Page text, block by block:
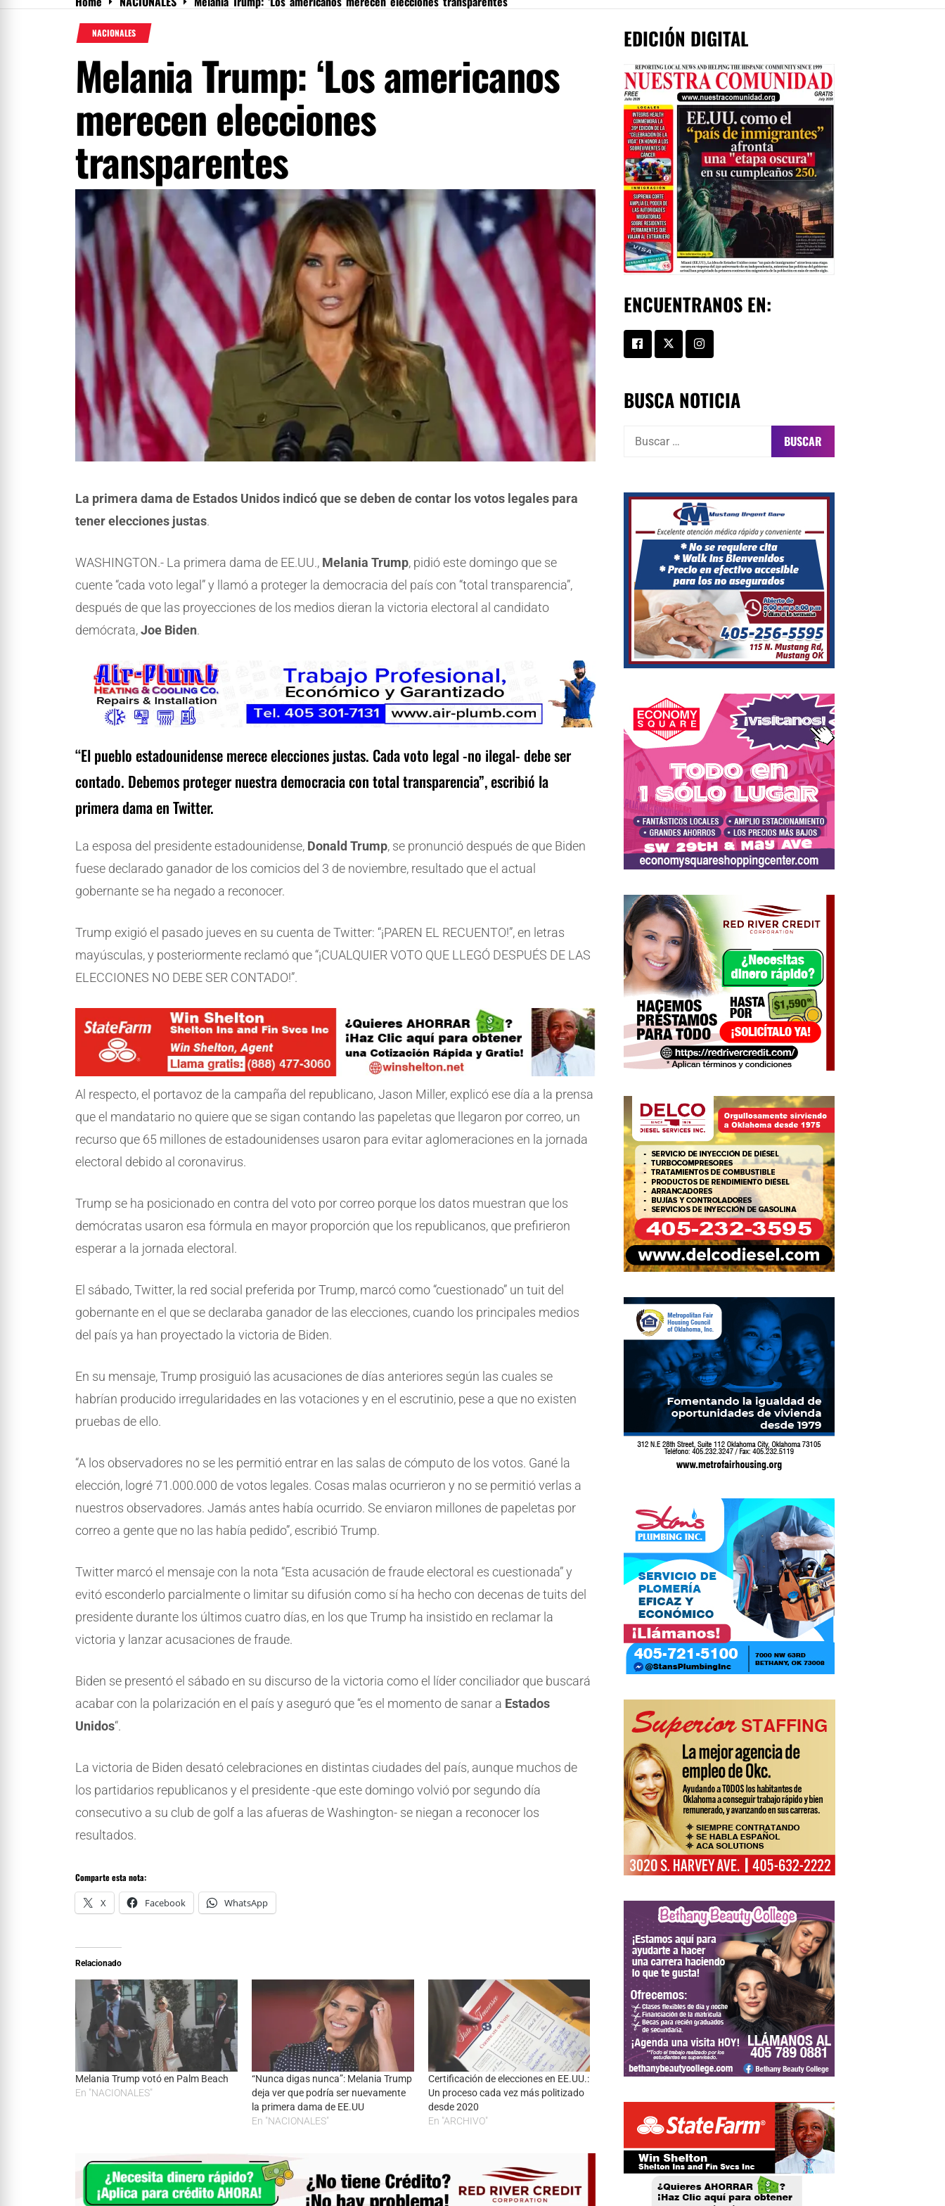
Menu
NACIONALES
Melania Trump: ‘Los americanos
merecen elecciones
transparentes
La primera dama de Estados Unidos indicó que se deben de contar los votos legales para
tener elecciones justas.
WASHINGTON.- La primera dama de EE.UU., Melania Trump, pidió este domingo que se
cuente “cada voto legal” y llamó a proteger la democracia del país con “total transparencia”,
después de que las proyecciones de los medios dieran la victoria electoral al candidato
demócrata,Joe Biden.
“El pueblo estadounidense merece elecciones justas. Cada voto legal -no ilegal- debe ser
contado. Debemos proteger nuestra democracia con total transparencia”, escribió la
primera dama en Twitter.
La esposa del presidente estadounidense, Donald Trump, se pronunció después de que Biden
fuese declarado ganador de los comicios del 3 de noviembre, resultado que el actual
gobernante se ha negado a reconocer.
Trump exigió el pasado jueves en su cuenta de Twitter: “¡PAREN EL RECUENTO!”, en letras
mayúsculas, y posteriormente reclamó que “¡CUALQUIER VOTO QUE LLEGÓ DESPUÉS DE LAS
ELECCIONES NO DEBE SER CONTADO!”.
Al respecto, el portavoz de la campaña del republicano, Jason Miller, explicó ese día a la prensa
que el mandatario no quiere que se sigan contando las papeletas que llegaron por correo, un
recurso que 65 millones de estadounidenses usaron para evitar aglomeraciones en la jornada
electoral debido al coronavirus.
Trump se ha posicionado en contra del voto por correo porque los datos muestran que los
demócratas usaron esa fórmula en mayor proporción que los republicanos, que prefirieron
esperar a la jornada electoral.
El sábado, Twitter, la red social preferida por Trump, marcó como “cuestionado” un tuit del
gobernante en el que se declaraba ganador de las elecciones, cuando los principales medios
del país ya han proyectado la victoria de Biden.
En su mensaje, Trump prosiguió las acusaciones de días anteriores según las cuales se
habrían producido irregularidades en las votaciones y en el escrutinio, pese a que no existen
pruebas de ello.
“A los observadores no se les permitió entrar en las salas de cómputo de los votos. Gané la
elección, logré 71.000.000 de votos legales. Cosas malas ocurrieron y no se permitió verlas a
nuestros observadores. Jamás antes había ocurrido. Se enviaron millones de papeletas por
correo a gente que no las había pedido”, escribió Trump.
Twitter marcó el mensaje con la nota “Esta acusación de fraude electoral es cuestionada” y
evitó esconderlo parcialmente o limitar su difusión como sí ha hecho con decenas de tuits del
presidente durante los últimos cuatro días, en los que Trump ha insistido en reclamar la
victoria y lanzar acusaciones de fraude.
Biden se presentó el sábado en su discurso de la victoria como el líder conciliador que buscará
acabar con la polarización en el país y aseguró que “es el momento de sanar a Estados
Unidos“.
La victoria de Biden desató celebraciones en distintas ciudades del país, aunque muchos de
los partidarios republicanos y el presidente -que este domingo volvió por segundo día
consecutivo a su club de golf a las afueras de Washington- se niegan a reconocer los
resultados.
Comparte esta nota:
X Facebook WhatsApp
Relacionado
Melania Trump votó en Palm Beach
En "NACIONALES"
“Nunca digas nunca”: Melania Trump
deja ver que podría ser nuevamente
la primera dama de EE.UU
En "NACIONALES"
Certificación de elecciones en EE.UU.:
Un proceso cada vez más politizado
desde 2020
En "ARCHIVO"
EDICIÓN DIGITAL
ENCUENTRANOS EN:
BUSCA NOTICIA
Buscar: